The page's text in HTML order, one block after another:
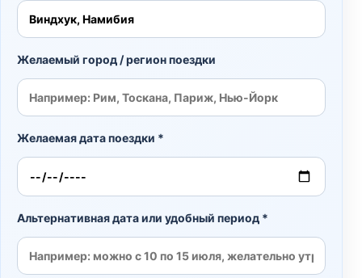
Желаемый город / регион поездки
Желаемая дата поездки *
Альтернативная дата или удобный период *